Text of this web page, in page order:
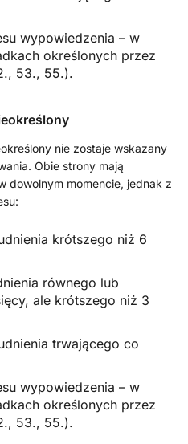
wypowiedzenia – w
określonych przez
53., 55.).
nie zostaje wskazany
Obie strony mają
dowolnym momencie, jednak z
krótszego niż 6
równego lub
ale krótszego niż 3
trwającego co
wypowiedzenia – w
określonych przez
53., 55.).